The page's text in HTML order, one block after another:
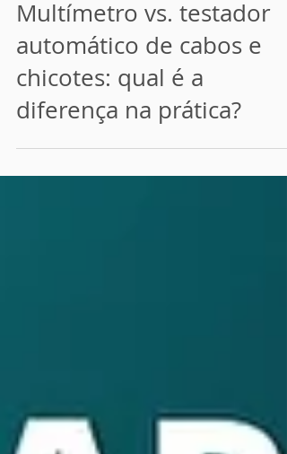
23 de jul. 11 min de leitura
Multímetro vs. testador
automático de cabos e
chicotes: qual é a